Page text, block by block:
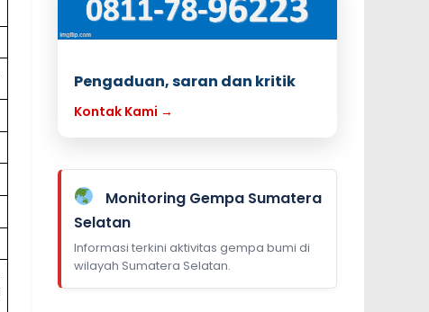
Pengaduan, saran dan kritik
Kontak Kami →
Monitoring Gempa Sumatera
Selatan
Informasi terkini aktivitas gempa bumi di
wilayah Sumatera Selatan.